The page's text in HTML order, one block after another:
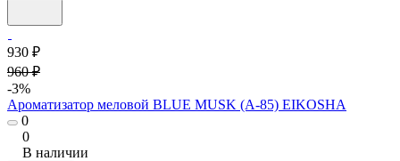
930 ₽
960 ₽
-3%
Ароматизатор меловой BLUE MUSK (A-85) EIKOSHA
0
0
В наличии